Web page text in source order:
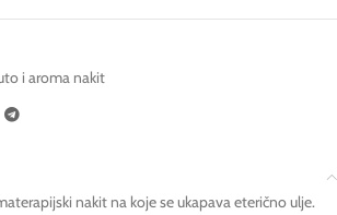
i aroma nakit
nakit na koje se ukapava eterično ulje.